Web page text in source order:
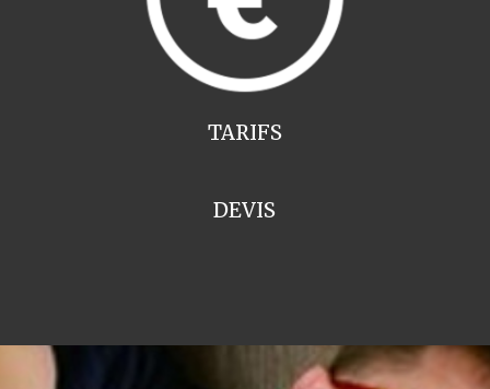
TARIFS
DEVIS